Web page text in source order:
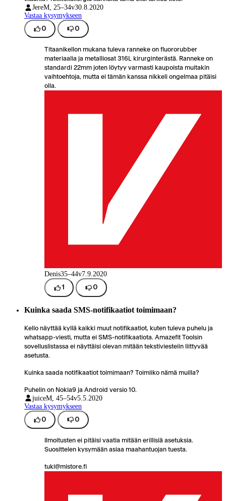
JereM, 25–34v30.8.2020
Vastaa kysymykseen
0 0
Titaanikellon mukana tuleva ranneke on fluororubber
materiaalia ja metalliosat 316L kirurginterästä. Ranneke on
standardi 22mm joten löytyy varmasti kaupoista muitakin
vaihtoehtoja, mutta ei tämän kanssa nikkeli ongelmaa pitäisi
olla.
Denis35–44v7.9.2020
1 0
Kuinka saada SMS-notifikaatiot toimimaan?
Kello näyttää kyllä kaikki muut notifikaatiot, kuten tuleva puhelu ja
whatsapp-viesti, mutta ei SMS-notifikaatiota. Amazefit Toolsin
sovelluslistassa ei näyttäisi olevan mitään tekstiviesteiin liittyvää
asetusta.
Kuinka saada notifikaatiot toimimaan? Toimiiko nämä muilla?
Puhelin on Nokia9 ja Android versio 10.
juiceM, 45–54v5.5.2020
Vastaa kysymykseen
0 0
Ilmoitusten ei pitäisi vaatia mitään erillisiä asetuksia.
Suosittelen kysymään asiaa maahantuojan tuesta.
tuki@mistore.fi